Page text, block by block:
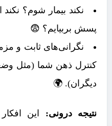
نکند بیمار شوم؟ نکند
پسش بربیایم؟ 😨
نگرانی‌های ثابت و
کنترل ذهن شما (مثل
دیگران). 🌍
نتیجه درونی: این